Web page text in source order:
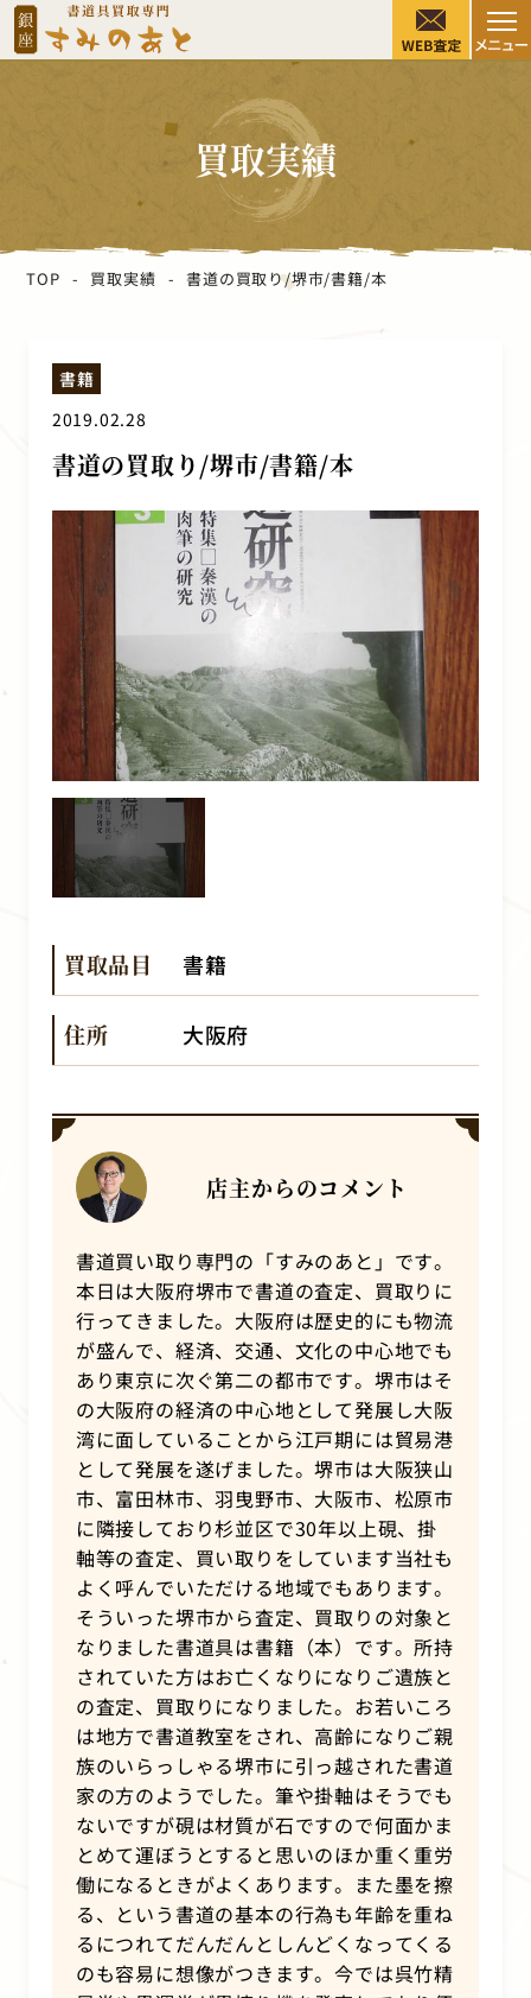
買取実績
TOP 買取実績 書道の買取り/堺市/書籍/本
書籍
2019.02.28
書道の買取り/堺市/書籍/本
買取品目 書籍
住所 大阪府
店主からのコメント
書道買い取り専門の「すみのあと」です。
本日は大阪府堺市で書道の査定、買取りに
行ってきました。大阪府は歴史的にも物流
が盛んで、経済、交通、文化の中心地でも
あり東京に次ぐ第二の都市です。堺市はそ
の大阪府の経済の中心地として発展し大阪
湾に面していることから江戸期には貿易港
として発展を遂げました。堺市は大阪狭山
市、富田林市、羽曳野市、大阪市、松原市
に隣接しており杉並区で30年以上硯、掛
軸等の査定、買い取りをしています当社も
よく呼んでいただける地域でもあります。
そういった堺市から査定、買取りの対象と
なりました書道具は書籍（本）です。所持
されていた方はお亡くなりになりご遺族と
の査定、買取りになりました。お若いころ
は地方で書道教室をされ、高齢になりご親
族のいらっしゃる堺市に引っ越された書道
家の方のようでした。筆や掛軸はそうでも
ないですが硯は材質が石ですので何面かま
とめて運ぼうとすると思いのほか重く重労
働になるときがよくあります。また墨を擦
る、という書道の基本の行為も年齢を重ね
るにつれてだんだんとしんどくなってくる
のも容易に想像がつきます。今では呉竹精